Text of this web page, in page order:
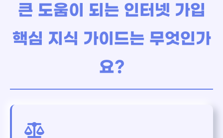
별로 정책이 다를 수 있습니다. 자세한 내용은 상
담 시 확인하시기 바랍니다.
큰 도움이 되는 인터넷 가입
핵심 지식 가이드는 무엇인가
요?